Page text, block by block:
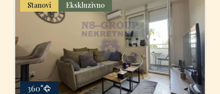
Stanovi Ekskluzivno
360°